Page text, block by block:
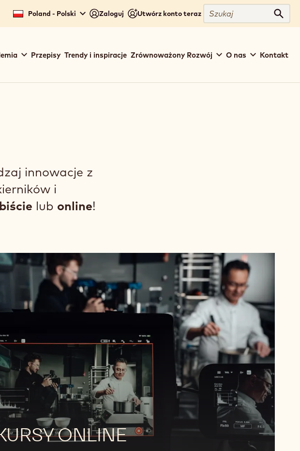
Poland - Polski Zaloguj Utwórz konto teraz
Szukaj
Przepisy Trendy i inspiracje Zrównoważony Rozwój O nas Kontakt
innowacje z
i
lub online!
ONLINE